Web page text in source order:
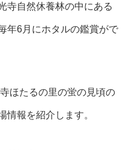
寺自然休養林の中にある
年6月にホタルの鑑賞がで
ほたるの里の蛍の見頃の
情報を紹介します。